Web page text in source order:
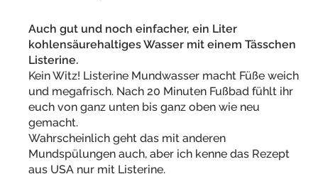
Auch gut und noch einfacher, ein Liter
kohlensäurehaltiges Wasser mit einem Tässchen
Listerine.
Kein Witz! Listerine Mundwasser macht Füße weich
und megafrisch. Nach 20 Minuten Fußbad fühlt ihr
euch von ganz unten bis ganz oben wie neu
gemacht.
Wahrscheinlich geht das mit anderen
Mundspülungen auch, aber ich kenne das Rezept
aus USA nur mit Listerine.